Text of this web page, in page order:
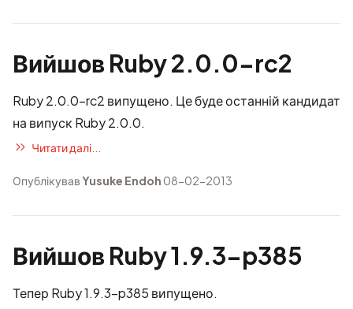
Вийшов Ruby 2.0.0-rc2
Ruby 2.0.0-rc2 випущено. Це буде останній кандидат
на випуск Ruby 2.0.0.
Читати далі...
ОпублікувавYusuke Endoh 08-02-2013
Вийшов Ruby 1.9.3-p385
Тепер Ruby 1.9.3-p385 випущено.